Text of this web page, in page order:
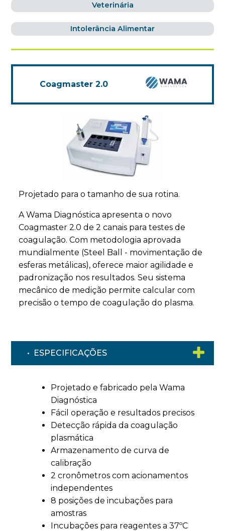
Veterinária
Intolerância Alimentar
Coagmaster 2.0
Projetado para o tamanho de sua rotina.
A Wama Diagnóstica apresenta o novo
Coagmaster 2.0 de 2 canais para testes de
coagulação. Com metodologia aprovada
mundialmente (Steel Ball - movimentação de
esferas metálicas), oferece maior agilidade e
padronização nos resultados. Seu sistema
mecânico de medição permite calcular com
precisão o tempo de coagulação do plasma.
• ESPECIFICAÇÕES
Projetado e fabricado pela Wama
Diagnóstica
Fácil operação e resultados precisos
Detecção rápida da coagulação
plasmática
Armazenamento de curva de
calibração
2 cronômetros com acionamentos
independentes
8 posições de incubações para
amostras
Incubações para reagentes a 37ºC